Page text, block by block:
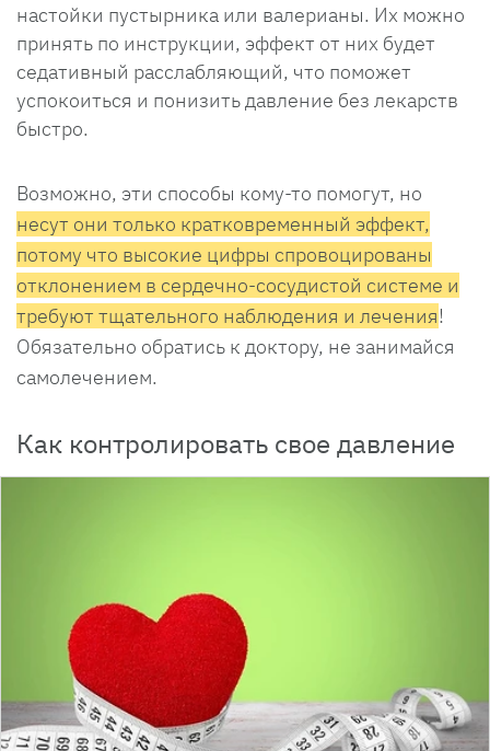
настойки пустырника или валерианы. Их можно
принять по инструкции, эффект от них будет
седативный расслабляющий, что поможет
успокоиться и понизить давление без лекарств
быстро.
Возможно, эти способы кому-то помогут, но
несут они только кратковременный эффект,
потому что высокие цифры спровоцированы
отклонением в сердечно-сосудистой системе и
требуют тщательного наблюдения и лечения!
Обязательно обратись к доктору, не занимайся
самолечением.
Как контролировать свое давление